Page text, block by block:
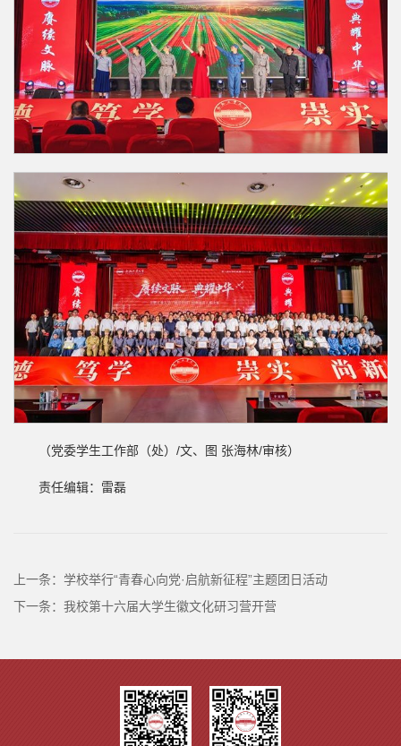
（党委学生工作部（处）/文、图 张海林/审核）
责任编辑：雷磊
上一条： 学校举行“青春心向党·启航新征程”主题团日活动
下一条： 我校第十六届大学生徽文化研习营开营